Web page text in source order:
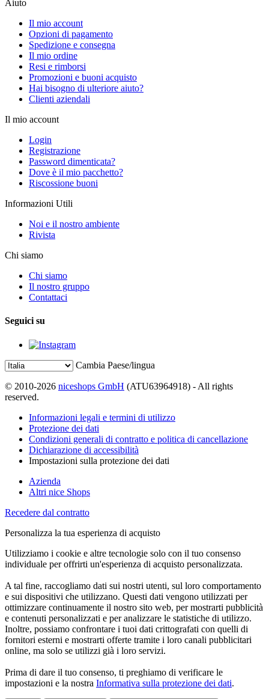
Aiuto
Il mio account
Opzioni di pagamento
Spedizione e consegna
Il mio ordine
Resi e rimborsi
Promozioni e buoni acquisto
Hai bisogno di ulteriore aiuto?
Clienti aziendali
Il mio account
Login
Registrazione
Password dimenticata?
Dove è il mio pacchetto?
Riscossione buoni
Informazioni Utili
Noi e il nostro ambiente
Rivista
Chi siamo
Chi siamo
Il nostro gruppo
Contattaci
Seguici su
Cambia Paese/lingua
© 2010-2026 niceshops GmbH (ATU63964918) - All rights
reserved.
Informazioni legali e termini di utilizzo
Protezione dei dati
Condizioni generali di contratto e politica di cancellazione
Dichiarazione di accessibilità
Impostazioni sulla protezione dei dati
Azienda
Altri nice Shops
Recedere dal contratto
Personalizza la tua esperienza di acquisto
Utilizziamo i cookie e altre tecnologie solo con il tuo consenso
individuale per offrirti un'esperienza di acquisto personalizzata.
A tal fine, raccogliamo dati sui nostri utenti, sul loro comportamento
e sui dispositivi che utilizzano. Questi dati vengono utilizzati per
ottimizzare continuamente il nostro sito web, per mostrarti pubblicità
e contenuti personalizzati e per analizzare le statistiche di utilizzo.
Inoltre, possiamo confrontare i tuoi dati crittografati con quelli di
fornitori esterni e mostrarti offerte tramite i loro canali pubblicitari
online, ma solo se utilizzi già i loro servizi.
Prima di dare il tuo consenso, ti preghiamo di verificare le
impostazioni e la nostra Informativa sulla protezione dei dati.